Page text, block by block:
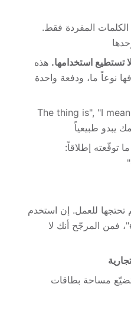
الكلمات المفردة فقط.
تستطيع استخدامها. هذه
نوعاً ما، ودفعة واحدة
"The thing is", "I
توقّعته إطلاقاً:
تحتجها للعمل. إن استخدم
فيديو فيزياء كلمة "eigenvalue"، فمن المرجّح أنك لا
مساحة بطاقات